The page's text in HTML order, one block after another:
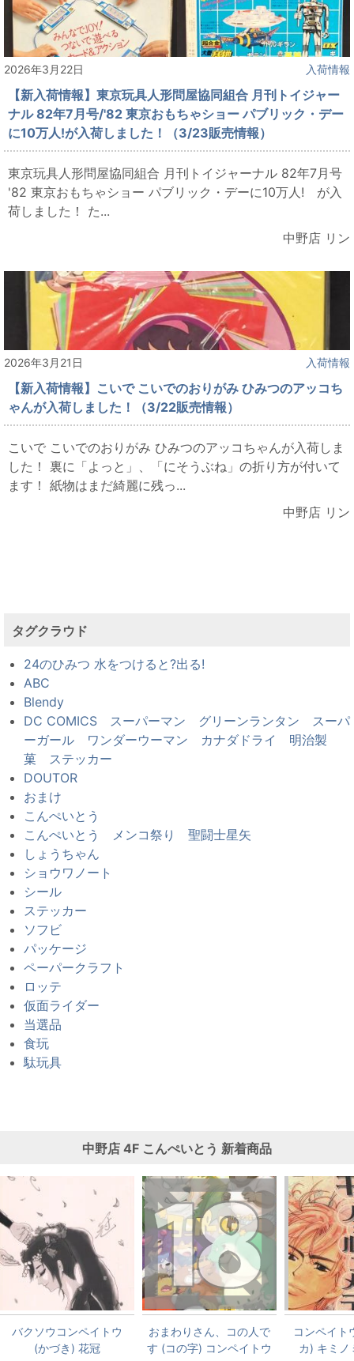
2026年3月22日 入荷情報
【新入荷情報】東京玩具人形問屋協同組合 月刊トイジャー
ナル 82年7月号/'82 東京おもちゃショー パブリック・デー
に10万人!が入荷しました！（3/23販売情報）
東京玩具人形問屋協同組合 月刊トイジャーナル 82年7月号
'82 東京おもちゃショー パブリック・デーに10万人! が入
荷しました！ た...
中野店 リン
2026年3月21日 入荷情報
【新入荷情報】こいで こいでのおりがみ ひみつのアッコち
ゃんが入荷しました！（3/22販売情報）
こいで こいでのおりがみ ひみつのアッコちゃんが入荷しま
した！ 裏に「よっと」、「にそうぶね」の折り方が付いて
ます！ 紙物はまだ綺麗に残っ...
中野店 リン
タグクラウド
24のひみつ 水をつけると?出る!
ABC
Blendy
DC COMICS スーパーマン グリーンランタン スーパ
ーガール ワンダーウーマン カナダドライ 明治製
菓 ステッカー
DOUTOR
おまけ
こんぺいとう
こんぺいとう メンコ祭り 聖闘士星矢
しょうちゃん
ショウワノート
シール
ステッカー
ソフビ
パッケージ
ペーパークラフト
ロッテ
仮面ライダー
当選品
食玩
駄玩具
中野店 4F こんぺいとう 新着商品
バクソウコンペイトウ
(かづき) 花冠
おまわりさん、コの人で
す (コの字) コンペイトウ
コンペイト
カ) キミノ